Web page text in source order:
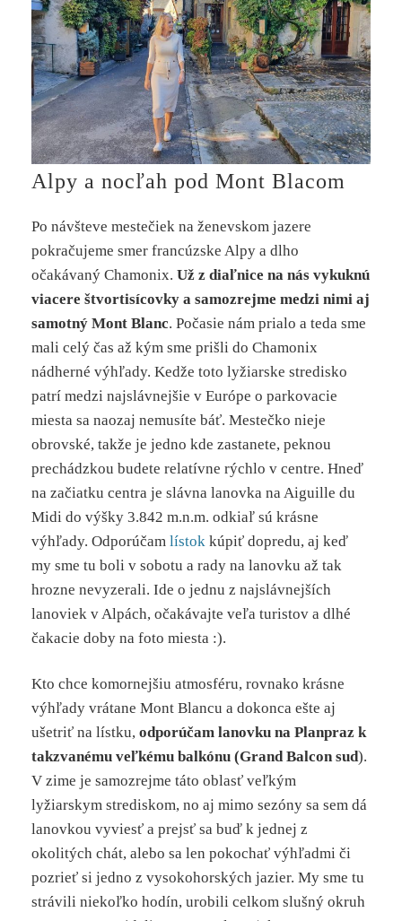
Alpy a nocľah pod Mont Blacom
Po návšteve mestečiek na ženevskom jazere
pokračujeme smer francúzske Alpy a dlho
očakávaný Chamonix.Už z diaľnice na nás vykuknú
viacere štvortisícovky a samozrejme medzi nimi aj
samotný Mont Blanc. Počasie nám prialo a teda sme
mali celý čas až kým sme prišli do Chamonix
nádherné výhľady. Kedže toto lyžiarske stredisko
patrí medzi najslávnejšie v Európe o parkovacie
miesta sa naozaj nemusíte báť. Mestečko nieje
obrovské, takže je jedno kde zastanete, peknou
prechádzkou budete relatívne rýchlo v centre. Hneď
na začiatku centra je slávna lanovka na Aiguille du
Midi do výšky 3.842 m.n.m. odkiaľ sú krásne
výhľady. Odporúčamlístok kúpiť dopredu, aj keď
my sme tu boli v sobotu a rady na lanovku až tak
hrozne nevyzerali. Ide o jednu z najslávnejších
lanoviek v Alpách, očakávajte veľa turistov a dlhé
čakacie doby na foto miesta :).
Kto chce komornejšiu atmosféru, rovnako krásne
výhľady vrátane Mont Blancu a dokonca ešte aj
ušetriť na lístku,odporúčam lanovku na Planpraz k
takzvanému veľkému balkónu (Grand Balcon sud).
V zime je samozrejme táto oblasť veľkým
lyžiarskym strediskom, no aj mimo sezóny sa sem dá
lanovkou vyviesť a prejsť sa buď k jednej z
okolitých chát, alebo sa len pokochať výhľadmi či
pozrieť si jedno z vysokohorských jazier. My sme tu
strávili niekoľko hodín, urobili celkom slušný okruh